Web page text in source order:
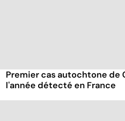
Premier cas autochtone de
l'année détecté en France